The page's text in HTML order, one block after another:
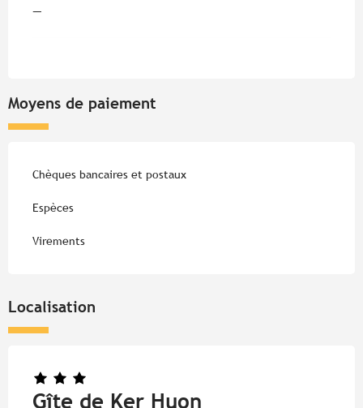
—
Moyens de paiement
Chèques bancaires et postaux
Espèces
Virements
Localisation
Gîte de Ker Huon